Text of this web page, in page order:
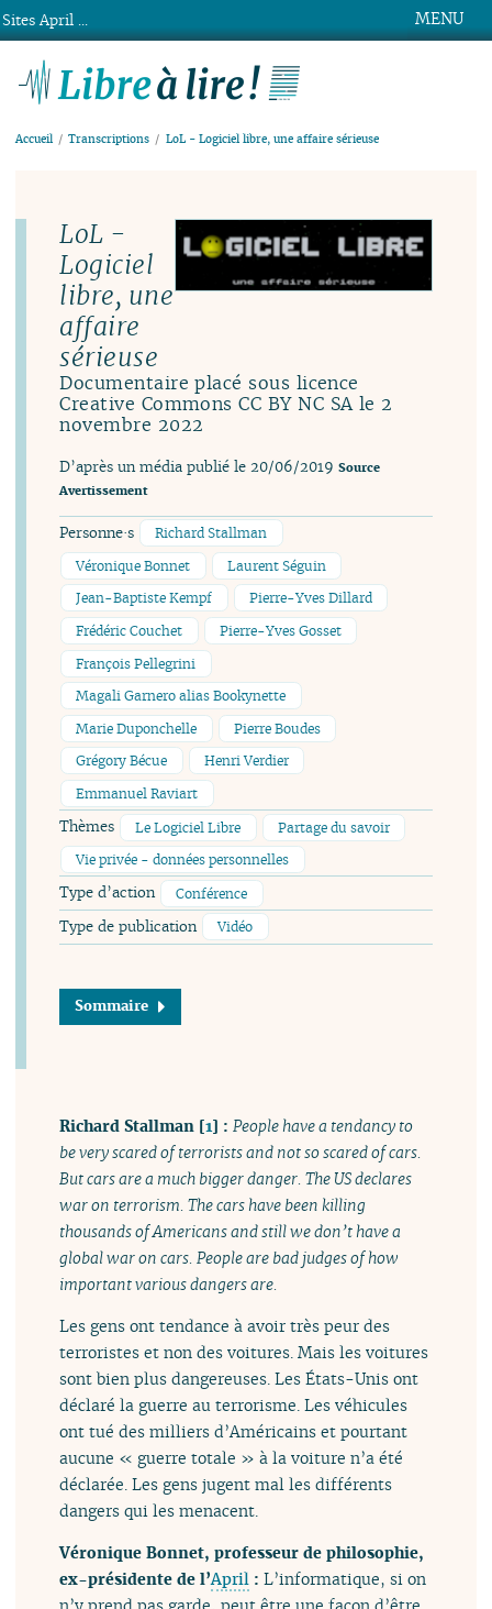
MENU
Accueil Transcriptions LoL - Logiciel libre, une affaire sérieuse
LoL -
Logiciel
libre, une
affaire
sérieuse
Documentaire placé sous licence
Creative Commons CC BY NC SA le 2
novembre 2022
D’après un média publié le 20/06/2019 Source
Avertissement
Personne·s
Richard Stallman
Véronique Bonnet
Laurent Séguin
Jean-Baptiste Kempf
Pierre-Yves Dillard
Frédéric Couchet
Pierre-Yves Gosset
François Pellegrini
Magali Garnero alias Bookynette
Marie Duponchelle
Pierre Boudes
Grégory Bécue
Henri Verdier
Emmanuel Raviart
Thèmes Le Logiciel Libre
Partage du savoir
Vie privée - données personnelles
Type d’action Conférence
Type de publication Vidéo
Sommaire
Richard Stallman [1] : People have a tendancy to
be very scared of terrorists and not so scared of cars.
But cars are a much bigger danger. The US declares
war on terrorism. The cars have been killing
thousands of Americans and still we don’t have a
global war on cars. People are bad judges of how
important various dangers are.
Les gens ont tendance à avoir très peur des
terroristes et non des voitures. Mais les voitures
sont bien plus dangereuses. Les États-Unis ont
déclaré la guerre au terrorisme. Les véhicules
ont tué des milliers d’Américains et pourtant
aucune « guerre totale » à la voiture n’a été
déclarée. Les gens jugent mal les différents
dangers qui les menacent.
Véronique Bonnet, professeur de philosophie,
ex-présidente de l’April :L’informatique, si on
Sites April ...